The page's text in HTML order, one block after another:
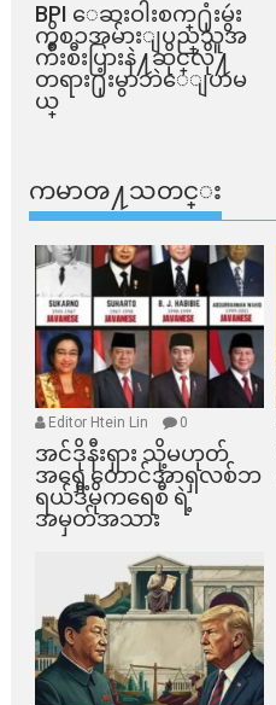
BPI ​ေဆးဝါးစက္​႐ုံးမွဴး
ကိစၥအမ်ားျပည္​သူအ
က်ိဳးစီးပြားနဲ႔ဆိုင္​လို႔
တရား႐ုံးမွာဘဲေျပာမ
ယ္​
ကမာၻ႔သတင္း
Editor Htein Lin 0
အင်ဒိုနီးရှား သို့မဟုတ်
အရှေ့တောင်အာရှလစ်ဘ
ရယ်ဒီမိုကရေစီ ရဲ့
အမှတ်အသား